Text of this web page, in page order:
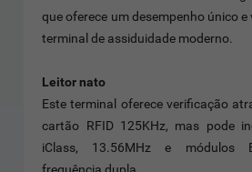
que oferece um desempenho único
terminal de assiduidade moderno.
Leitor nato
Este terminal oferece verificação
cartão RFID 125KHz, mas pode
iClass, 13.56MHz e módulos
frequência dupla.